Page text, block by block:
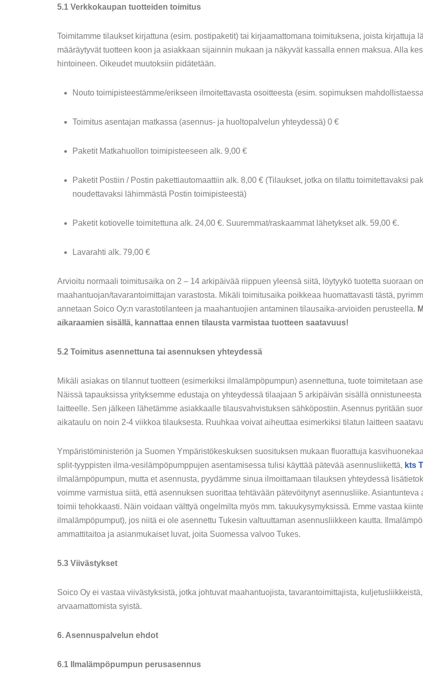
5.1 Verkkokaupan tuotteiden toimitus
Toimitamme tilaukset kirjattuna (esim. postipaketit) tai kirjaamattomana toimituksena, joista kirjattuja
määräytyvät tuotteen koon ja asiakkaan sijainnin mukaan ja näkyvät kassalla ennen maksua. Alla
hintoineen. Oikeudet muutoksiin pidätetään.
Nouto toimipisteestämme/erikseen ilmoitettavasta osoitteesta (esim. sopimuksen
Toimitus asentajan matkassa (asennus- ja huoltopalvelun yhteydessä) 0 €
Paketit Matkahuollon toimipisteeseen alk. 9,00 €
Paketit Postiin / Postin pakettiautomaattiin alk. 8,00 € (Tilaukset, jotka on tilattu toimitettavaksi
noudettavaksi lähimmästä Postin toimipisteestä)
Paketit kotiovelle toimitettuna alk. 24,00 €. Suuremmat/raskaammat lähetykset alk. 59,00 €.
Lavarahti alk. 79,00 €
Arvioitu normaali toimitusaika on 2 – 14 arkipäivää riippuen yleensä siitä, löytyykö tuotetta suoraan
maahantuojan/tavarantoimittajan varastosta. Mikäli toimitusaika poikkeaa huomattavasti tästä,
annetaan Soico Oy:n varastotilanteen ja maahantuojien antaminen tilausaika-arvioiden perusteella.
aikaraamien sisällä, kannattaa ennen tilausta varmistaa tuotteen saatavuus!
5.2 Toimitus asennettuna tai asennuksen yhteydessä
Mikäli asiakas on tilannut tuotteen (esimerkiksi ilmalämpöpumpun) asennettuna, tuote toimitetaan
Näissä tapauksissa yrityksemme edustaja on yhteydessä tilaajaan 5 arkipäivän sisällä
laitteelle. Sen jälkeen lähetämme asiakkaalle tilausvahvistuksen sähköpostiin. Asennus pyritään
aikataulu on noin 2-4 viikkoa tilauksesta. Ruuhkaa voivat aiheuttaa esimerkiksi tilatun laitteen
Ympäristöministeriön ja Suomen Ympäristökeskuksen suosituksen mukaan fluorattuja
split-tyyppisten ilma-vesilämpöpumppujen asentamisessa tulisi käyttää pätevää asennusliikettä, kts
ilmalämpöpumpun, mutta et asennusta, pyydämme sinua ilmoittamaan tilauksen yhteydessä
voimme varmistua siitä, että asennuksen suorittaa tehtävään pätevöitynyt asennusliike.
toimii tehokkaasti. Näin voidaan välttyä ongelmilta myös mm. takuukysymyksissä. Emme vastaa
ilmalämpöpumput), jos niitä ei ole asennettu Tukesin valtuuttaman asennusliikkeen kautta.
ammattitaitoa ja asianmukaiset luvat, joita Suomessa valvoo Tukes.
5.3 Viivästykset
Soico Oy ei vastaa viivästyksistä, jotka johtuvat maahantuojista, tavarantoimittajista,
arvaamattomista syistä.
6. Asennuspalvelun ehdot
6.1 Ilmalämpöpumpun perusasennus